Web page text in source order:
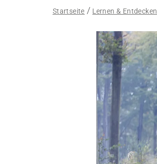
Startseite Lernen & Entdecken